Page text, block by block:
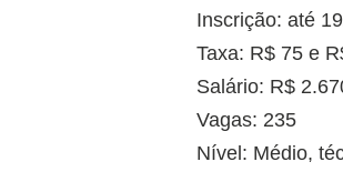
Inscrição: até
Taxa: R$ 75 e
Salário: R$
Vagas: 235
Nível: Médio,